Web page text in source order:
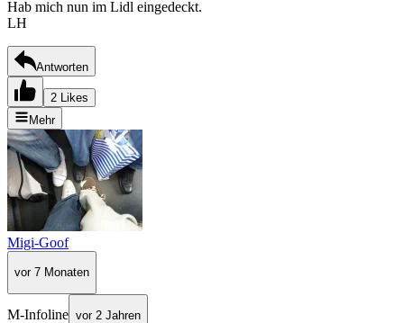
Hab mich nun im Lidl eingedeckt.
LH
Antworten
2 Likes
Mehr
Migi-Goof
vor 7 Monaten
M-Infoline vor 2 Jahren